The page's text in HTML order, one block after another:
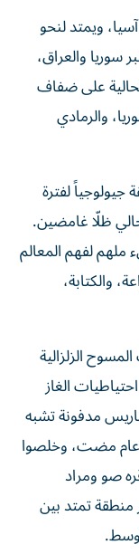
ويمتد لنحو
سوريا والعراق،
على ضفاف
والرمادي
لفترة
ظلّا غامضين.
ملهم لفهم المعالم
والكتابة،
الزلزالية
الغاز
مدفونة تشبه
عام مضت، وخلصوا
صو ومراد
منطقة تمتد ​بين